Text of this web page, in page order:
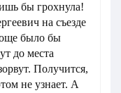
бы грохнула!
на съезде
было бы
до места
Получится,
не узнает. А